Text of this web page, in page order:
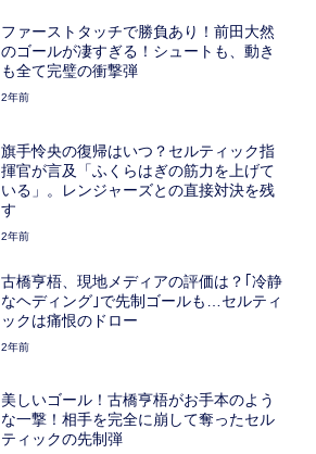
ファーストタッチで勝負あり！前田大然
のゴールが凄すぎる！シュートも、動き
も全て完璧の衝撃弾
2年前
旗手怜央の復帰はいつ？セルティック指
揮官が言及「ふくらはぎの筋力を上げて
いる」。レンジャーズとの直接対決を残
す
2年前
古橋亨梧、現地メディアの評価は？｢冷静
なヘディング｣で先制ゴールも…セルティ
ックは痛恨のドロー
2年前
美しいゴール！古橋亨梧がお手本のよう
な一撃！相手を完全に崩して奪ったセル
ティックの先制弾